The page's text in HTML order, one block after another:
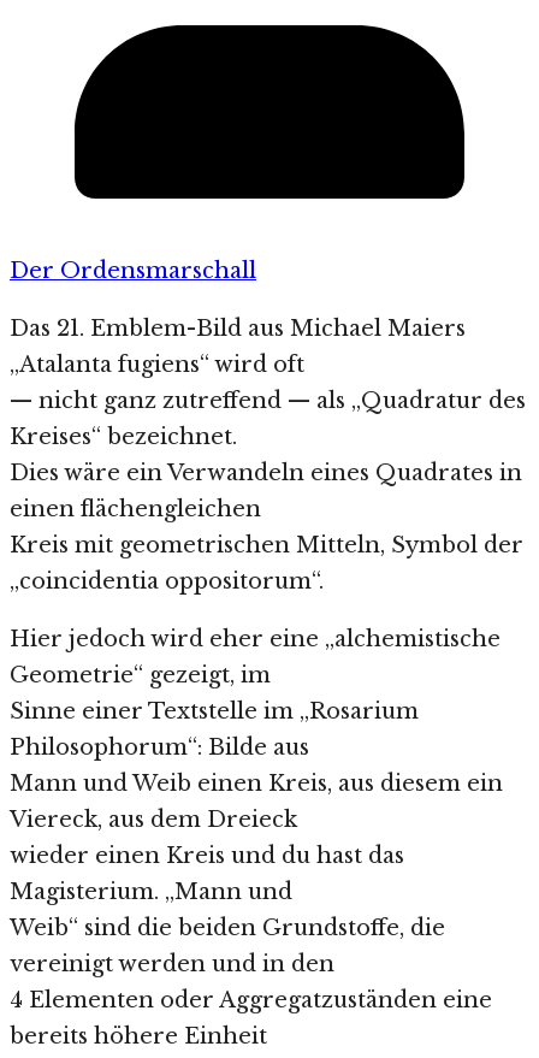
Der Ordensmarschall
Das 21. Emblem-Bild aus Michael Maiers
„Atalanta fugiens“ wird oft
— nicht ganz zutreffend — als „Quadratur des
Kreises“ bezeichnet.
Dies wäre ein Verwandeln eines Quadrates in
einen flächengleichen
Kreis mit geometrischen Mitteln, Symbol der
„coincidentia oppositorum“.
Hier jedoch wird eher eine „alchemistische
Geometrie“ gezeigt, im
Sinne einer Textstelle im „Rosarium
Philosophorum“: Bilde aus
Mann und Weib einen Kreis, aus diesem ein
Viereck, aus dem Dreieck
wieder einen Kreis und du hast das
Magisterium. „Mann und
Weib“ sind die beiden Grundstoffe, die
vereinigt werden und in den
4 Elementen oder Aggregatzuständen eine
bereits höhere Einheit